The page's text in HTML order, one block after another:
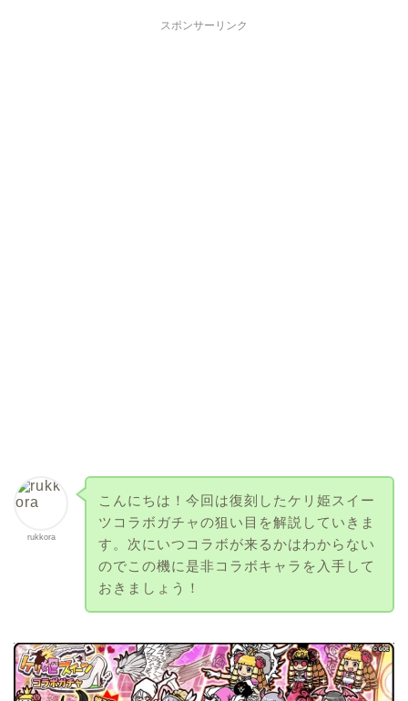
スポンサーリンク
rukkora
こんにちは！今回は復刻したケリ姫スイー
ツコラボガチャの狙い目を解説していきま
す。次にいつコラボが来るかはわからない
のでこの機に是非コラボキャラを入手して
おきましょう！